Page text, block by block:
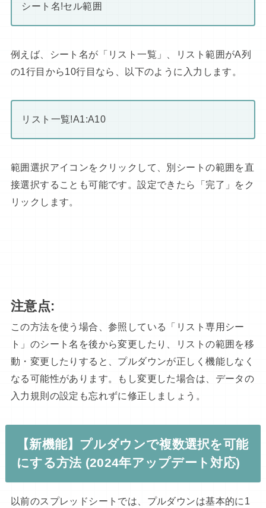
シート名!セル範囲
例えば、シート名が「リスト一覧」、リスト範囲がA列
の1行目から10行目なら、以下のように入力します。
リスト一覧!A1:A10
範囲選択アイコンをクリックして、別シートの範囲を直
接選択することも可能です。設定できたら「完了」をク
リックします。
注意点:
この方法を使う場合、参照している「リスト専用シー
ト」のシート名を後から変更したり、リストの範囲を移
動・変更したりすると、プルダウンが正しく機能しなく
なる可能性があります。もし変更した場合は、データの
入力規則の設定も忘れずに修正しましょう。
【新機能】プルダウンで複数選択を可能
にする方法 (2024年アップデート対応)
以前のスプレッドシートでは、プルダウンは基本的に1